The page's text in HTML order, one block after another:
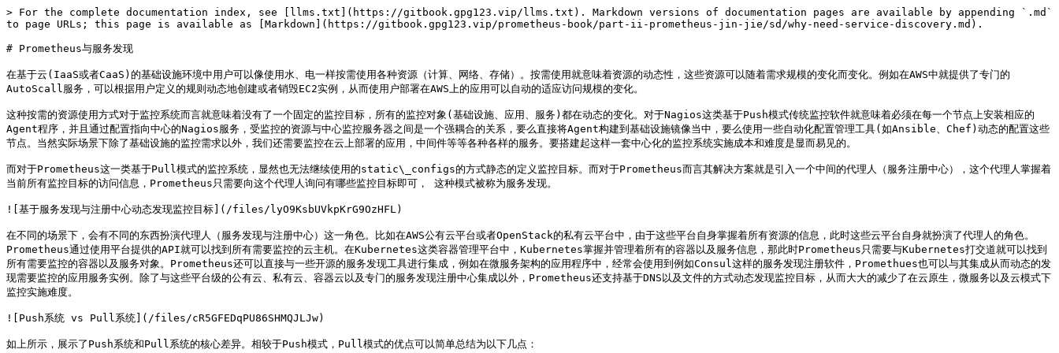
> For the complete documentation index, see [llms.txt](https://gitbook.gpg123.vip/llms.txt). Markdown versions of documentation pages are available by appending `.md`
to page URLs; this page is available as [Markdown](https://gitbook.gpg123.vip/prometheus-book/part-ii-prometheus-jin-jie/sd/why-need-service-discovery.md).
# Prometheus与服务发现
在基于云(IaaS或者CaaS)的基础设施环境中用户可以像使用水、电一样按需使用各种资源（计算、网络、存储）。按需使用就意味着资源的动态性，这些资源可以随着需求规模的变化而变化。例如在AWS中就提供了专门的
AutoScall服务，可以根据用户定义的规则动态地创建或者销毁EC2实例，从而使用户部署在AWS上的应用可以自动的适应访问规模的变化。
这种按需的资源使用方式对于监控系统而言就意味着没有了一个固定的监控目标，所有的监控对象(基础设施、应用、服务)都在动态的变化。对于Nagios这类基于Push模式传统监控软件就意味着必须在每一个节点上安装相应的
Agent程序，并且通过配置指向中心的Nagios服务，受监控的资源与中心监控服务器之间是一个强耦合的关系，要么直接将Agent构建到基础设施镜像当中，要么使用一些自动化配置管理工具(如Ansible、Chef)动态的配置这些
节点。当然实际场景下除了基础设施的监控需求以外，我们还需要监控在云上部署的应用，中间件等等各种各样的服务。要搭建起这样一套中心化的监控系统实施成本和难度是显而易见的。
而对于Prometheus这一类基于Pull模式的监控系统，显然也无法继续使用的static\_configs的方式静态的定义监控目标。而对于Prometheus而言其解决方案就是引入一个中间的代理人（服务注册中心），这个代理人掌握着
当前所有监控目标的访问信息，Prometheus只需要向这个代理人询问有哪些监控目标即可， 这种模式被称为服务发现。
![基于服务发现与注册中心动态发现监控目标](/files/lyO9KsbUVkpKrG9OzHFL)
在不同的场景下，会有不同的东西扮演代理人（服务发现与注册中心）这一角色。比如在AWS公有云平台或者OpenStack的私有云平台中，由于这些平台自身掌握着所有资源的信息，此时这些云平台自身就扮演了代理人的角色。
Prometheus通过使用平台提供的API就可以找到所有需要监控的云主机。在Kubernetes这类容器管理平台中，Kubernetes掌握并管理着所有的容器以及服务信息，那此时Prometheus只需要与Kubernetes打交道就可以找到
所有需要监控的容器以及服务对象。Prometheus还可以直接与一些开源的服务发现工具进行集成，例如在微服务架构的应用程序中，经常会使用到例如Consul这样的服务发现注册软件，Promethues也可以与其集成从而动态的发
现需要监控的应用服务实例。除了与这些平台级的公有云、私有云、容器云以及专门的服务发现注册中心集成以外，Prometheus还支持基于DNS以及文件的方式动态发现监控目标，从而大大的减少了在云原生，微服务以及云模式下
监控实施难度。
![Push系统 vs Pull系统](/files/cR5GFEDqPU86SHMQJLJw)
如上所示，展示了Push系统和Pull系统的核心差异。相较于Push模式，Pull模式的优点可以简单总结为以下几点：